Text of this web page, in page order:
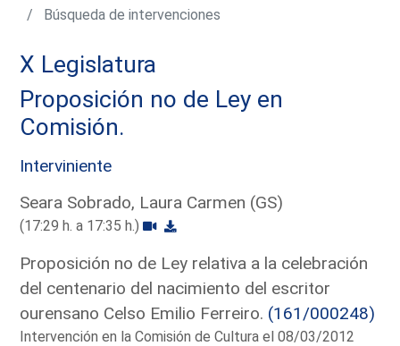
Búsqueda de intervenciones
X Legislatura
Proposición no de Ley en
Comisión.
Interviniente
Seara Sobrado, Laura Carmen (GS)
(17:29 h. a 17:35 h.)
Proposición no de Ley relativa a la celebración
del centenario del nacimiento del escritor
ourensano Celso Emilio Ferreiro. (161/000248)
Intervención en la Comisión de Cultura el 08/03/2012